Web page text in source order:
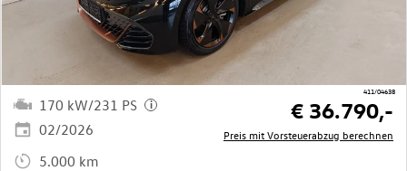
411/04638
170 kW/231 PS i
02/2026
5.000 km
€ 36.790,-
Preis mit Vorsteuerabzug berechnen